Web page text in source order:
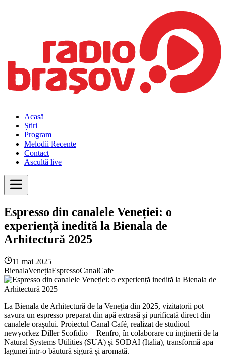
Acasă
Știri
Program
Melodii Recente
Contact
Ascultă live
Espresso din canalele Veneției: o
experiență inedită la Bienala de
Arhitectură 2025
11 mai 2025
BienalaVenețiaEspressoCanalCafe
La Bienala de Arhitectură de la Veneția din 2025, vizitatorii pot
savura un espresso preparat din apă extrasă și purificată direct din
canalele orașului. Proiectul Canal Café, realizat de studioul
newyorkez Diller Scofidio + Renfro, în colaborare cu inginerii de la
Natural Systems Utilities (SUA) și SODAI (Italia), transformă apa
lagunei într-o băutură sigură și aromată.